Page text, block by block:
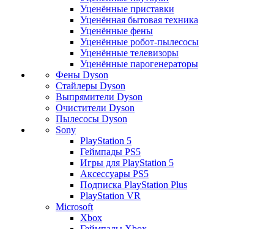
Уценённые приставки
Уценённая бытовая техника
Уценённые фены
Уценённые робот-пылесосы
Уценённые телевизоры
Уценённые парогенераторы
Фены Dyson
Стайлеры Dyson
Выпрямители Dyson
Очистители Dyson
Пылесосы Dyson
Sony
PlayStation 5
Геймпады PS5
Игры для PlayStation 5
Аксессуары PS5
Подписка PlayStation Plus
PlayStation VR
Microsoft
Xbox